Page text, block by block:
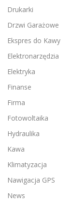
Drukarki
Drzwi Garażowe
Ekspres do Kawy
Elektronarzędzia
Elektryka
Finanse
Firma
Fotowoltaika
Hydraulika
Kawa
Klimatyzacja
Nawigacja GPS
News